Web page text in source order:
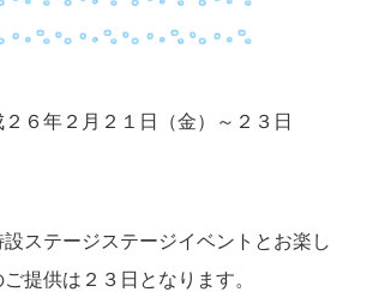
６年２月２１日（金）～２３日
ステージステージイベントとお楽し
提供は２３日となります。